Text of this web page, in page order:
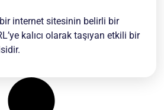
internet sitesinin belirli bir
kalıcı olarak taşıyan etkili bir